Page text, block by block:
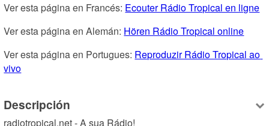
Ver esta página en Francés: Ecouter Rádio Tropical en ligne
Ver esta página en Alemán: Hören Rádio Tropical online
Ver esta página en Portugues: Reproduzir Rádio Tropical ao
vivo
Descripción
radiotropical.net - A sua Rádio!